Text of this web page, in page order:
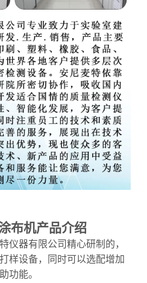
布机产品介绍
仪器有限公司精心研制的，
样设备，同时可以选配增加
功能。